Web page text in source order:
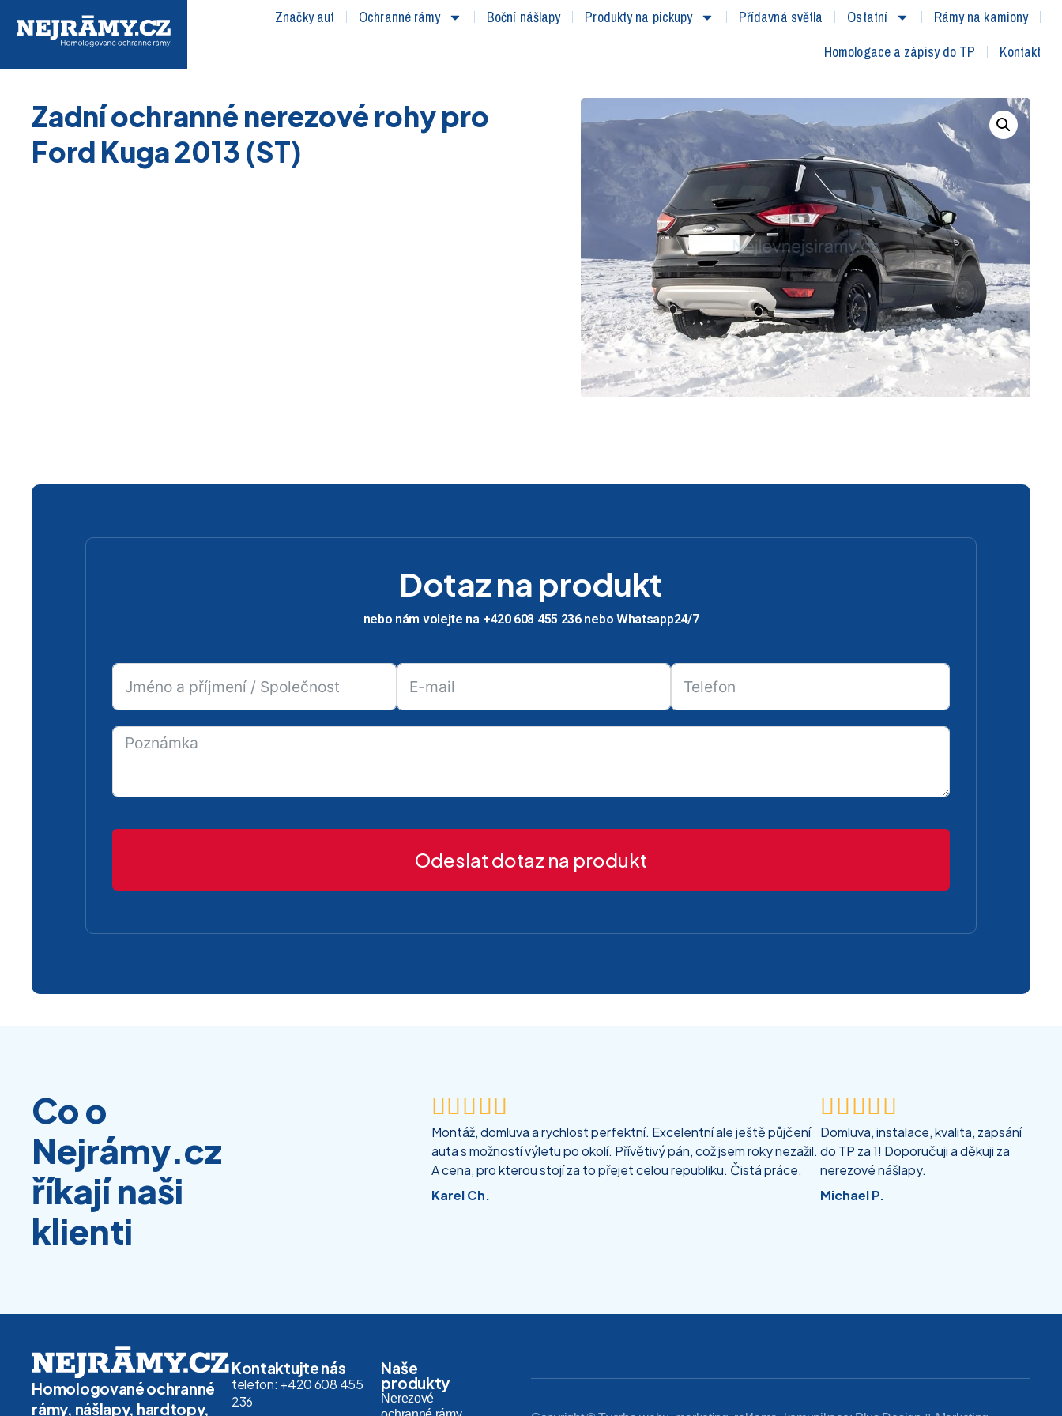
Značky aut Ochranné rámy Boční nášlapy Produkty na pickupy Přídavná světla Ostatní
Rámy na kamiony
Homologace a zápisy do TP
Kontakt
Zadní ochranné nerezové rohy pro
Ford Kuga 2013 (ST)
Dotaz na produkt
nebo nám volejte na +420 608 455 236 nebo Whatsapp24/7
Odeslat dotaz na produkt
Co o
Nejrámy.cz
říkají naši
klienti

Montáž, domluva a rychlost perfektní. Excelentní ale ještě půjčení
auta s možností výletu po okolí. Přívětivý pán, což jsem roky nezažil.
A cena, pro kterou stojí za to přejet celou republiku. Čistá práce.
Karel Ch.

Domluva, instalace, kvalita, zapsání
do TP za 1! Doporučuji a děkuji za
nerezové nášlapy.
Michael P.
Homologované ochranné
rámy, nášlapy, hardtopy,
Kontaktujte nás
telefon: +420 608 455
236
Naše
produkty
Nerezové